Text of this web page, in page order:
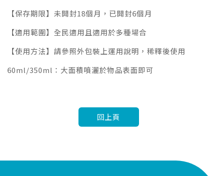
【保存期限】未開封18個月，已開封6個月
【適用範圍】全民適用且適用於多種場合
【使用方法】請參照外包裝上運用說明，稀釋後使用
60ml/350ml：大面積噴灑於物品表面即可
回上頁